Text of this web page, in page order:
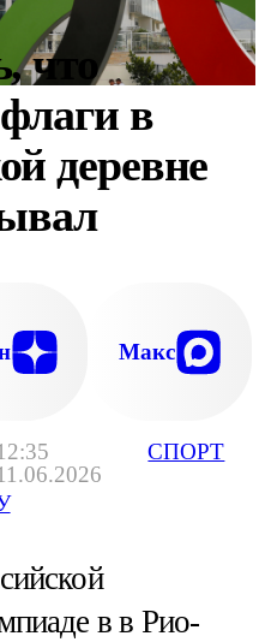
СПОРТ
что
в
деревне
Макс
в в Рио-